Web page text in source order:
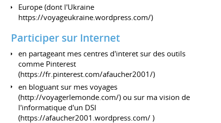
Europe (dont l'Ukraine
https://voyageukraine.wordpress.com/)
Participer sur Internet
en partageant mes centres d'interet sur des outils
comme Pinterest
(https://fr.pinterest.com/afaucher2001/)
en bloguant sur mes voyages
(http://voyagerlemonde.com/) ou sur ma vision de
l'informatique d'un DSI
(https://afaucher2001.wordpress.com/ )